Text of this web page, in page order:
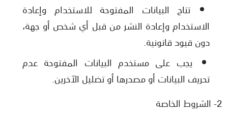
تتاح البيانات المفتوحة للاستخدام وإعادة
الاستخدام وإعادة النشر من قبل أي شخص أو جهة،
دون قيود قانونية.
يجب على مستخدم البيانات المفتوحة عدم
تحريف البيانات أو مصدرها أو تضليل الآخرين.
2- الشروط الخاصة